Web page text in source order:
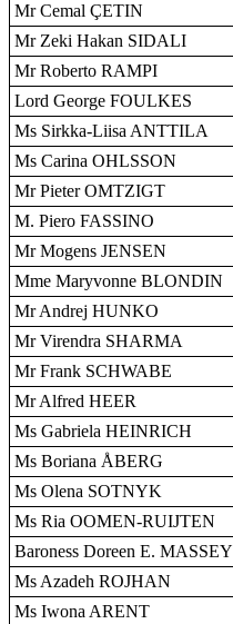
Mr Cemal ÇETIN
Mr Zeki Hakan SIDALI
Mr Roberto RAMPI
Lord George FOULKES
Ms Sirkka-Liisa ANTTILA
Ms Carina OHLSSON
Mr Pieter OMTZIGT
M. Piero FASSINO
Mr Mogens JENSEN
Mme Maryvonne BLONDIN
Mr Andrej HUNKO
Mr Virendra SHARMA
Mr Frank SCHWABE
Mr Alfred HEER
Ms Gabriela HEINRICH
Ms Boriana ÅBERG
Ms Olena SOTNYK
Ms Ria OOMEN-RUIJTEN
Baroness Doreen E. MASSEY
Ms Azadeh ROJHAN
Ms Iwona ARENT